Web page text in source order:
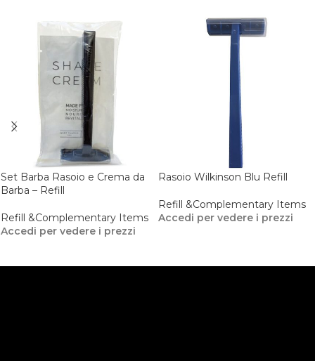
Set Barba Rasoio e Crema da
Barba – Refill
Refill &Complementary Items
Accedi per vedere i prezzi
Rasoio Wilkinson Blu Refill
Refill &Complementary Items
Accedi per vedere i prezzi